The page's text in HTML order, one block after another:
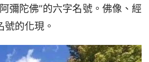
彌陀佛”的六字名號。佛像、經
的化現。